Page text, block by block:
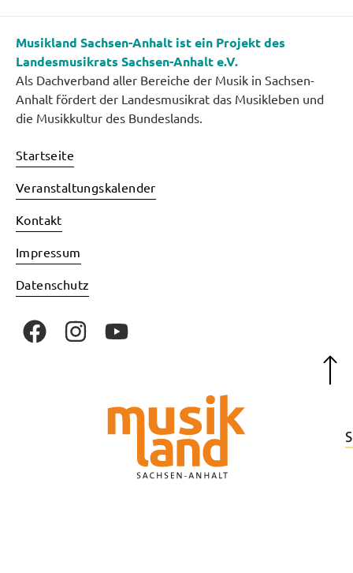
Musikland Sachsen-Anhalt ist ein Projekt des
Landesmusikrats Sachsen-Anhalt e.V.
Als Dachverband aller Bereiche der Musik in Sachsen-
Anhalt fördert der Landesmusikrat das Musikleben und
die Musikkultur des Bundeslands.
Startseite
Veranstaltungskalender
Kontakt
Impressum
Datenschutz